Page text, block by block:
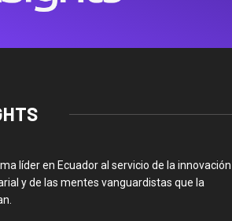
líder en Ecuador al servicio de la innovación
y de las mentes vanguardistas que la